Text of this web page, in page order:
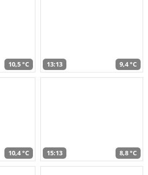
10,5 °C 13:13 9,4 °C
10,4 °C 15:13 8,8 °C